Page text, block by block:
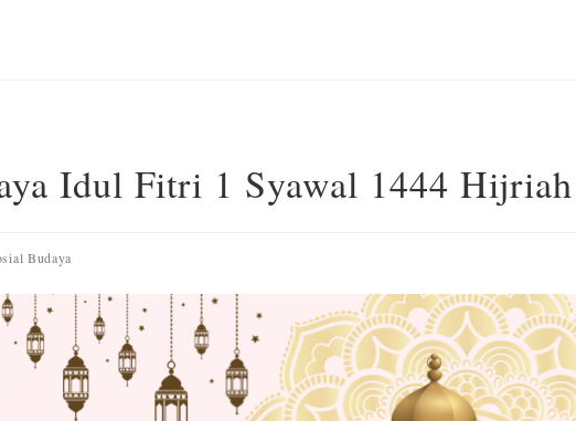
Idul Fitri 1 Syawal 1444 Hijriah
Budaya